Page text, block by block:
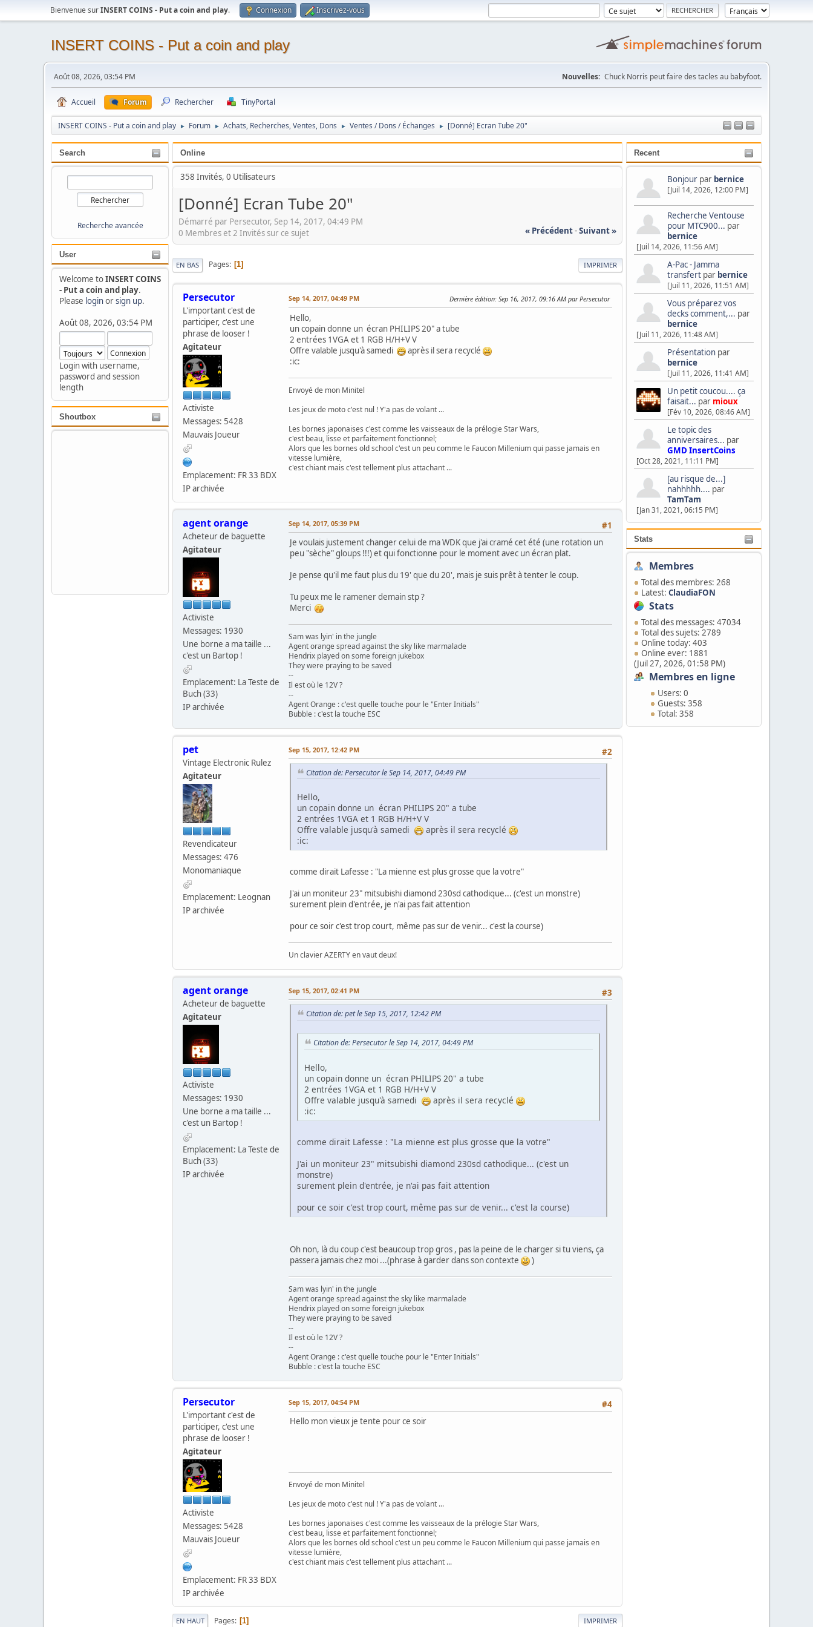
Bienvenue surINSERT COINS - Put a coin and play. Connexion Inscrivez-vous
INSERT COINS - Put a coin and play
Août 08, 2026, 03:54 PM Nouvelles: Chuck Norris peut faire des tacles au babyfoot.
Accueil Forum Rechercher TinyPortal
INSERT COINS - Put a coin and play ► Forum ► Achats, Recherches, Ventes, Dons ► Ventes / Dons / Échanges ► [Donné] Ecran Tube 20"
Search
Recherche avancée
User
Welcome toINSERT COINS
- Put a coin and play.
Please loginorsign up.
Août 08, 2026, 03:54 PM
Login with username,
password and session
length
Shoutbox
Recent
Bonjour par bernice
[Juil 14, 2026, 12:00 PM]
Recherche Ventouse
pour MTC900... par
bernice
[Juil 14, 2026, 11:56 AM]
A-Pac - Jamma
transfert par bernice
[Juil 11, 2026, 11:51 AM]
Vous préparez vos
decks comment,... par
bernice
[Juil 11, 2026, 11:48 AM]
Présentation par
bernice
[Juil 11, 2026, 11:41 AM]
Un petit coucou.... ça
faisait... par mioux
[Fév 10, 2026, 08:46 AM]
Le topic des
anniversaires... par
GMD InsertCoins
[Oct 28, 2021, 11:11 PM]
[au risque de...]
nahhhhh.... par
TamTam
[Jan 31, 2021, 06:15 PM]
Stats
Membres
Total des membres: 268
Latest: ClaudiaFON
Stats
Total des messages: 47034
Total des sujets: 2789
Online today: 403
Online ever: 1881
(Juil 27, 2026, 01:58 PM)
Membres en ligne
Users: 0
Guests: 358
Total: 358
Online
358 Invités, 0 Utilisateurs
[Donné] Ecran Tube 20"
Démarré par Persecutor, Sep 14, 2017, 04:49 PM
« Précédent-Suivant »
0 Membres et 2 Invités sur ce sujet
IMPRIMER
EN BAS Pages 1
Persecutor
L'important c'est de
participer, c'est une
phrase de looser !
Agitateur
Activiste
Messages: 5428
Mauvais Joueur
Emplacement: FR 33 BDX
IP archivée
Sep 14, 2017, 04:49 PM Dernière édition: Sep 16, 2017, 09:16 AM par Persecutor
Hello,
un copain donne un écran PHILIPS 20" a tube
2 entrées 1VGA et 1 RGB H/H+V V
Offre valable jusqu'à samedi
après il sera recyclé
:ic:
Envoyé de mon Minitel
Les jeux de moto c'est nul ! Y'a pas de volant ...
Les bornes japonaises c'est comme les vaisseaux de la prélogie Star Wars,
c'est beau, lisse et parfaitement fonctionnel;
Alors que les bornes old school c'est un peu comme le Faucon Millenium qui passe jamais en
vitesse lumière,
c'est chiant mais c'est tellement plus attachant ...
agent orange
Acheteur de baguette
Agitateur
Activiste
Messages: 1930
Une borne a ma taille ...
c'est un Bartop !
Emplacement: La Teste de
Buch (33)
IP archivée
#1
Sep 14, 2017, 05:39 PM
Je voulais justement changer celui de ma WDK que j'ai cramé cet été (une rotation un
peu "sèche" gloups !!!) et qui fonctionne pour le moment avec un écran plat.
Je pense qu'il me faut plus du 19' que du 20', mais je suis prêt à tenter le coup.
Tu peux me le ramener demain stp ?
Merci
Sam was lyin' in the jungle
Agent orange spread against the sky like marmalade
Hendrix played on some foreign jukebox
They were praying to be saved
--
Il est où le 12V ?
--
Agent Orange : c'est quelle touche pour le "Enter Initials"
Bubble : c'est la touche ESC
pet
Vintage Electronic Rulez
Agitateur
Revendicateur
Messages: 476
Monomaniaque
Emplacement: Leognan
IP archivée
#2
Sep 15, 2017, 12:42 PM
Citation de: Persecutor le Sep 14, 2017, 04:49 PM
Hello,
un copain donne un écran PHILIPS 20" a tube
2 entrées 1VGA et 1 RGB H/H+V V
Offre valable jusqu'à samedi
après il sera recyclé
:ic:
comme dirait Lafesse : "La mienne est plus grosse que la votre"
J'ai un moniteur 23" mitsubishi diamond 230sd cathodique... (c'est un monstre)
surement plein d'entrée, je n'ai pas fait attention
pour ce soir c'est trop court, même pas sur de venir... c'est la course)
Un clavier AZERTY en vaut deux!
agent orange
Acheteur de baguette
Agitateur
Activiste
Messages: 1930
Une borne a ma taille ...
c'est un Bartop !
Emplacement: La Teste de
Buch (33)
IP archivée
#3
Sep 15, 2017, 02:41 PM
Citation de: pet le Sep 15, 2017, 12:42 PM
Citation de: Persecutor le Sep 14, 2017, 04:49 PM
Hello,
un copain donne un écran PHILIPS 20" a tube
2 entrées 1VGA et 1 RGB H/H+V V
Offre valable jusqu'à samedi
après il sera recyclé
:ic:
comme dirait Lafesse : "La mienne est plus grosse que la votre"
J'ai un moniteur 23" mitsubishi diamond 230sd cathodique... (c'est un
monstre)
surement plein d'entrée, je n'ai pas fait attention
pour ce soir c'est trop court, même pas sur de venir... c'est la course)
Oh non, là du coup c'est beaucoup trop gros , pas la peine de le charger si tu viens, ça
passera jamais chez moi ...(phrase à garder dans son contexte
)
Sam was lyin' in the jungle
Agent orange spread against the sky like marmalade
Hendrix played on some foreign jukebox
They were praying to be saved
--
Il est où le 12V ?
--
Agent Orange : c'est quelle touche pour le "Enter Initials"
Bubble : c'est la touche ESC
Persecutor
L'important c'est de
participer, c'est une
phrase de looser !
Agitateur
Activiste
Messages: 5428
Mauvais Joueur
Emplacement: FR 33 BDX
IP archivée
#4
Sep 15, 2017, 04:54 PM
Hello mon vieux je tente pour ce soir
Envoyé de mon Minitel
Les jeux de moto c'est nul ! Y'a pas de volant ...
Les bornes japonaises c'est comme les vaisseaux de la prélogie Star Wars,
c'est beau, lisse et parfaitement fonctionnel;
Alors que les bornes old school c'est un peu comme le Faucon Millenium qui passe jamais en
vitesse lumière,
c'est chiant mais c'est tellement plus attachant ...
IMPRIMER
EN HAUT Pages 1